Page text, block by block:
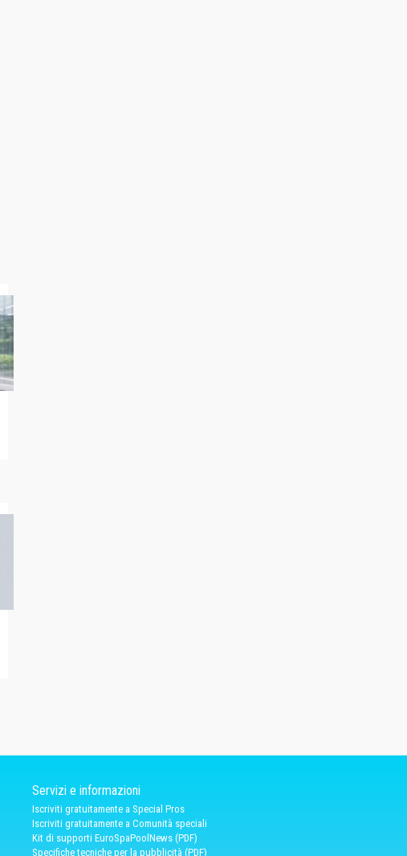
Servizi e informazioni
Iscriviti gratuitamente a Special Pros
Iscriviti gratuitamente a Comunità speciali
Kit di supporti EuroSpaPoolNews (PDF)
Specifiche tecniche per la pubblicità (PDF)